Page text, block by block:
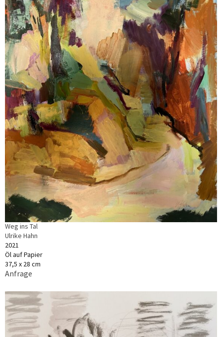
Weg ins Tal
Ulrike Hahn
2021
Öl auf Papier
37,5 x 28 cm
Anfrage